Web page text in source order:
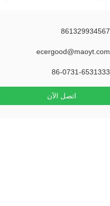
861329934567
ecergood@maoyt.com
86-0731-6531333
اتصل الآن